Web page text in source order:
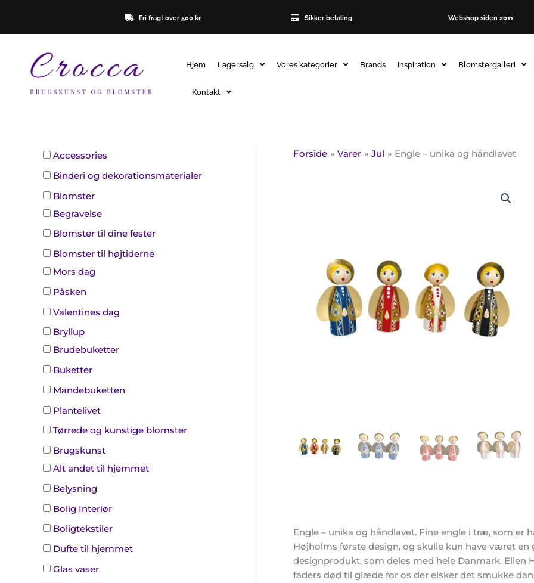
indholdet
Fri fragt over 500 kr. Sikker betaling Webshop siden 2011
Hjem Lagersalg Vores kategorier Brands Inspiration Blomstergalleri
Kontakt
Accessories
Binderi og dekorationsmaterialer
Blomster
Begravelse
Blomster til dine fester
Blomster til højtiderne
Mors dag
Påsken
Valentines dag
Bryllup
Brudebuketter
Buketter
Mandebuketten
Plantelivet
Tørrede og kunstige blomster
Brugskunst
Alt andet til hjemmet
Belysning
Bolig Interiør
Boligtekstiler
Dufte til hjemmet
Glas vaser
Forside Varer Jul Engle – unika og håndlavet
Engle – unika og håndlavet. Fine engle i træ, som er
Højholms første design, og skulle kun have været
designprodukt, som deles med hele Danmark.
faders død til glæde for os der elsker det smukke